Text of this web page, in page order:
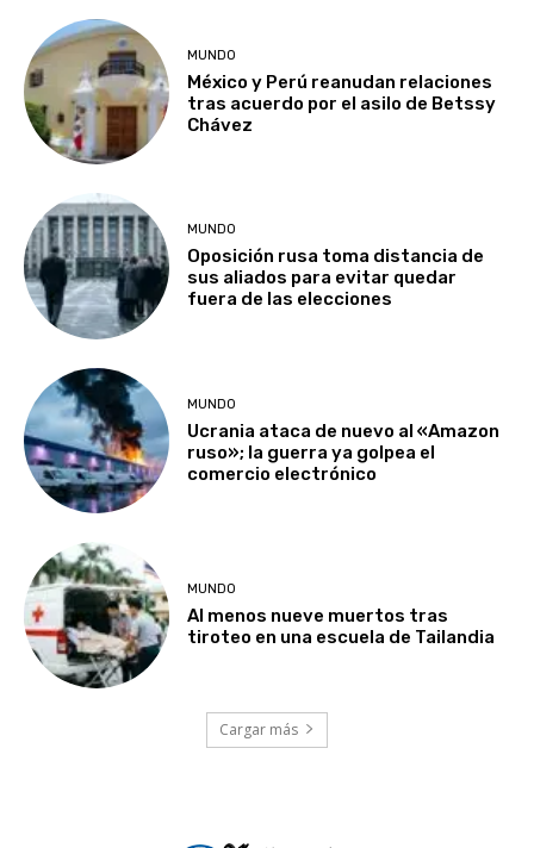
MUNDO
México y Perú reanudan relaciones
tras acuerdo por el asilo de Betssy
Chávez
MUNDO
Oposición rusa toma distancia de
sus aliados para evitar quedar
fuera de las elecciones
MUNDO
Ucrania ataca de nuevo al «Amazon
ruso»; la guerra ya golpea el
comercio electrónico
MUNDO
Al menos nueve muertos tras
tiroteo en una escuela de Tailandia
Cargar más